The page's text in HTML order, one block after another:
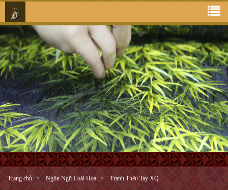
Trang chủ Ngôn Ngữ Loài Hoa Tranh Thêu Tay XQ